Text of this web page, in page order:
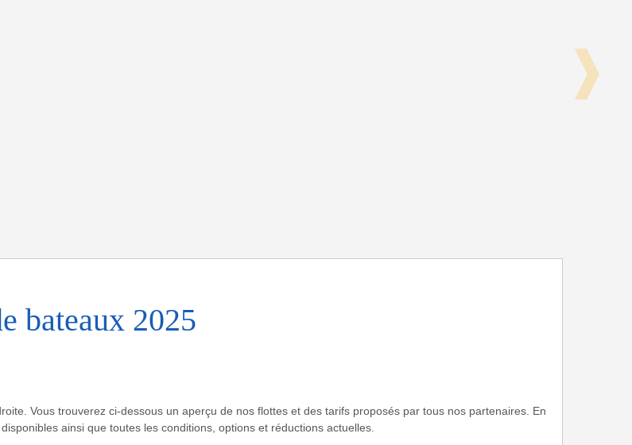
❱
bateaux 2025
Vous trouverez ci-dessous un aperçu de nos flottes et des tarifs proposés par tous nos partenaires. En
ainsi que toutes les conditions, options et réductions actuelles.